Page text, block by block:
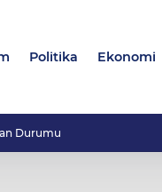
Politika Ekonomi
Durumu